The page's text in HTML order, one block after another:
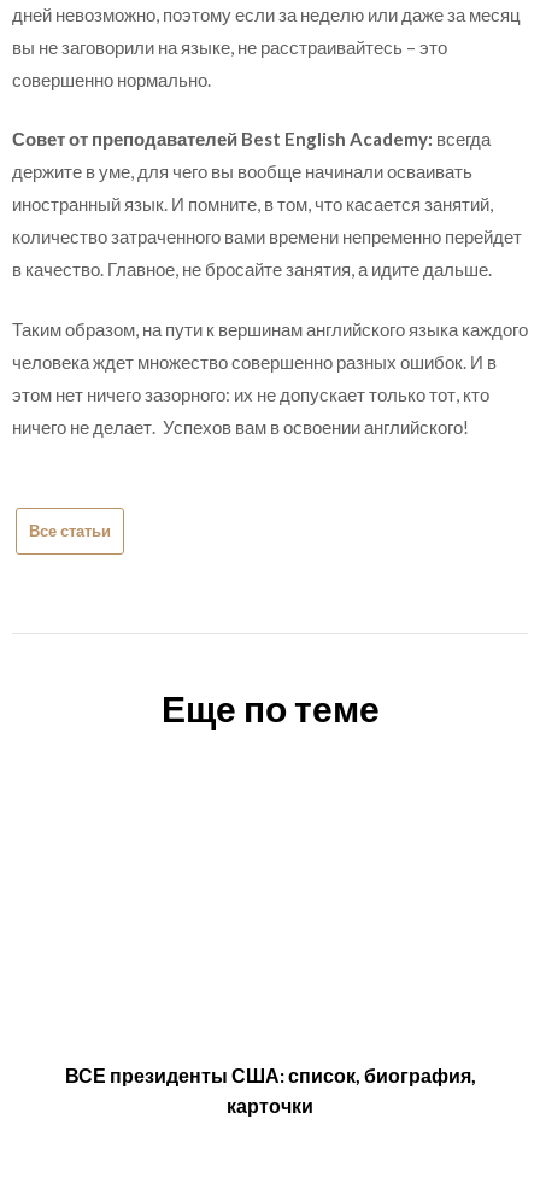
дней невозможно, поэтому если за неделю или даже за месяц
вы не заговорили на языке, не расстраивайтесь – это
совершенно нормально.
Совет от преподавателей Best English Academy: всегда
держите в уме, для чего вы вообще начинали осваивать
иностранный язык. И помните, в том, что касается занятий,
количество затраченного вами времени непременно перейдет
в качество. Главное, не бросайте занятия, а идите дальше.
Таким образом, на пути к вершинам английского языка каждого
человека ждет множество совершенно разных ошибок. И в
этом нет ничего зазорного: их не допускает только тот, кто
ничего не делает. Успехов вам в освоении английского!
Все статьи
Еще по теме
ВСЕ президенты США: список, биография,
карточки